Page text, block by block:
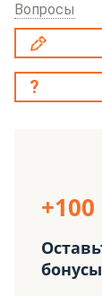
Вопросы
бонусы